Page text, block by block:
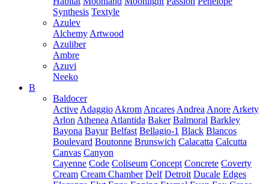
Synthesis Textyle
Azulev
Alchemy Artwood
Azuliber
Ambre
Azuvi
Neeko
B
Baldocer
Active Adaggio Akrom Ancares Andrea Anore Arkety
Arlon Athenea Atlantida Baker Balmoral Barkley
Bayona Bayur Belfast Bellagio-1 Black Blancos
Boulevard Boutonne Brunswich Calacatta Calcutta
Canvas Canyon
Cayenne Code Coliseum Concept Concrete Coverty
Cream Cream Chamber Delf Detroit Ducale Edges